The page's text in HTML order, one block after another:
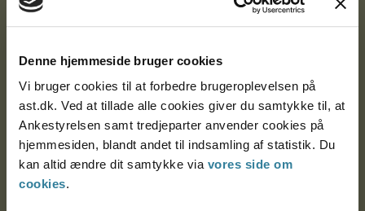
Denne hjemmeside bruger cookies
Vi bruger cookies til at forbedre brugeroplevelsen på
ast.dk. Ved at tillade alle cookies giver du samtykke til, at
Ankestyrelsen samt tredjeparter anvender cookies på
hjemmesiden, blandt andet til indsamling af statistik. Du
kan altid ændre dit samtykke via vores side om
cookies.
Postadresse:
Nytorv 7, 2. sal
9000 Aalborg
Ankestyrelsen Aalborg